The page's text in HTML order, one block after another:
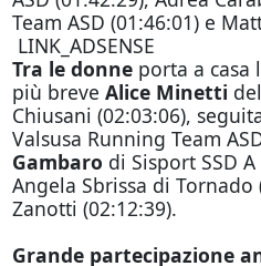
Team ASD (01:46:01) e
LINK_ADSENSE
Tra le donneporta a casa
più breve Alice Minetti
Chiusani (02:03:06),
Valsusa Running Team
Gambaro di Sisport SSD
Angela Sbrissa di Tornado
Zanotti (02:12:39).
Grande partecipazione